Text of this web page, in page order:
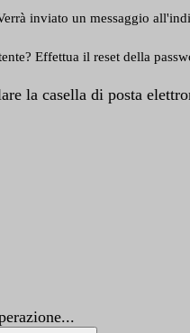
inviato un messaggio
Effettua il reset della
la casella di posta